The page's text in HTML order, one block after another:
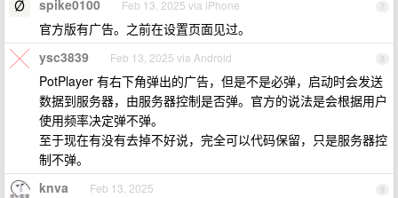
7
spike0100 Feb 13, 2025 via iPhone
官方版有广告。之前在设置页面见过。
8
ysc3839 Feb 13, 2025 via Android
PotPlayer 有右下角弹出的广告，但是不是必弹，启动时会发送
数据到服务器，由服务器控制是否弹。官方的说法是会根据用户
使用频率决定弹不弹。
至于现在有没有去掉不好说，完全可以代码保留，只是服务器控
制不弹。
9
knva Feb 13, 2025